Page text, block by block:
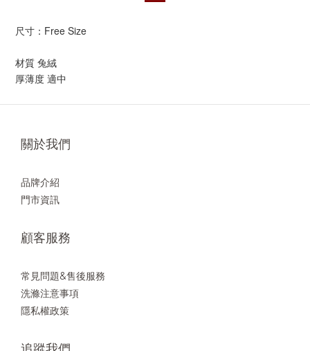
尺寸：Free Size
材質 兔絨
厚薄度 適中
關於我們
品牌介紹
門市資訊
顧客服務
常見問題&售後服務
洗滌注意事項
隱私權政策